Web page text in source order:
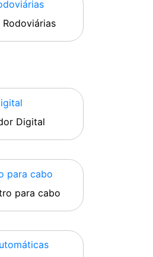
Rodoviárias
Digital
para cabo